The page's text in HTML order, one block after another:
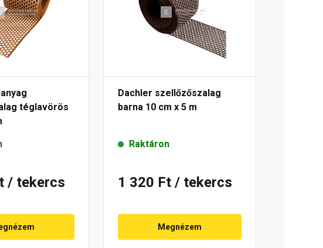
téglavörös
/ tekercs
Dachler szellőzőszalag
barna 10 cm x 5 m
Raktáron
1 320 Ft / tekercs
Megnézem